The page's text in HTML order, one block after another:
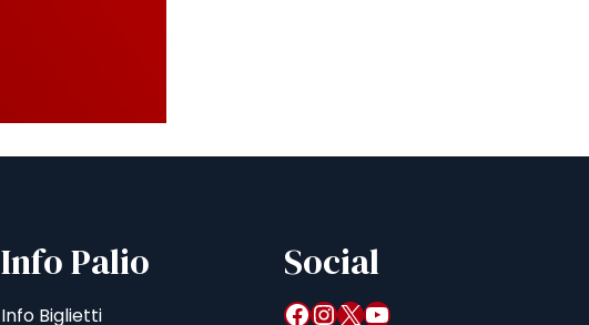
Info Palio
Info Biglietti
Social
Facebook InstagramX YouTube